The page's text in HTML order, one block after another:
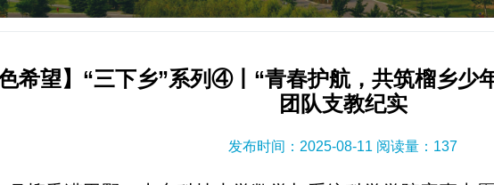
希望】“三下乡”系列④丨“青春护航，共筑榴乡少
团队支教纪实
发布时间：2025-08-11 阅读量： 137